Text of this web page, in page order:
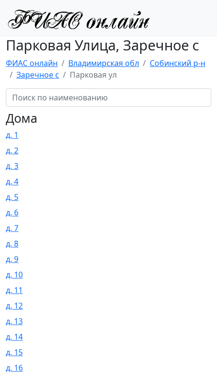
Парковая Улица, Заречное с
ФИАС онлайн Владимирская обл
Собинский р-н
Заречное с
Парковая ул
Дома
д. 1
д. 2
д. 3
д. 4
д. 5
д. 6
д. 7
д. 8
д. 9
д. 10
д. 11
д. 12
д. 13
д. 14
д. 15
д. 16